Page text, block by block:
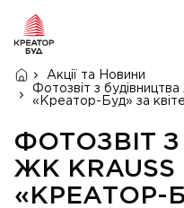
Акції та Новини
Фотозвіт з
«Креатор-Буд» за
ФОТОЗВІТ
ЖК KRAUSS
«КРЕАТОР-